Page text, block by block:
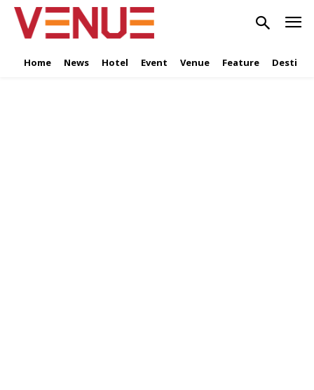
Home News Hotel Event Venue Feature